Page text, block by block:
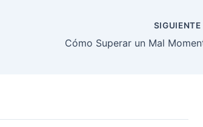
SIGUIENTE
Cómo Superar un Mal